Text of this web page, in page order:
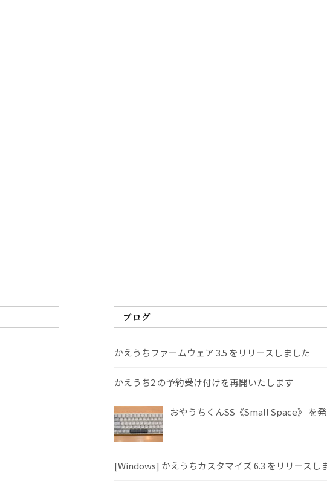
ブログ
かえうちファームウェア 3.5 をリリースしました
かえうち2 の予約受け付けを再開いたします
おやうちくんSS《Small Space》 を
[Windows] かえうちカスタマイズ 6.3 をリリースし